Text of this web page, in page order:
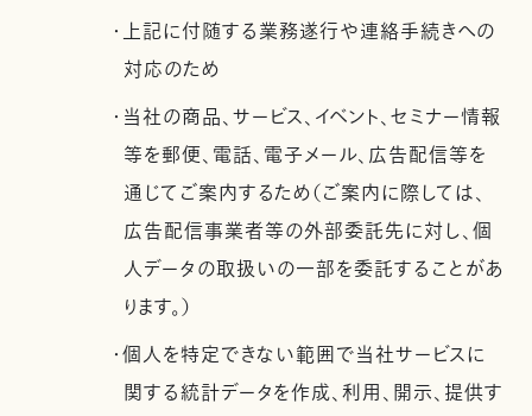
・上記に付随する業務遂行や連絡手続きへの
対応のため
・当社の商品、サービス、イベント、セミナー情報
等を郵便、電話、電子メール、広告配信等を
通じてご案内するため（ご案内に際しては、
広告配信事業者等の外部委託先に対し、個
人データの取扱いの一部を委託することがあ
ります。）
・個人を特定できない範囲で当社サービスに
関する統計データを作成、利用、開示、提供す